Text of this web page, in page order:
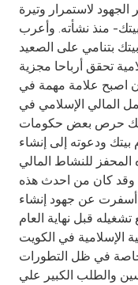
Kingdom of
لاستمرار وتيرة
بيتك- منذ نشأته. وأعرب
بتنامي على الصعيد
تحقق أرباحا مجزية
اصبح علامة مهمة في
المالي الإسلامي في
ذلك حرص بعض حكومات
بيتك ودعوته إلى إنشاء
للنشاط المالي
، وقد كان من احدث هذه
أسفرت عن جهود إنشاء
تشغيله قبل نهاية العام
الإسلامية في الكويت
في ظل التطورات
والطلب الكبير علي